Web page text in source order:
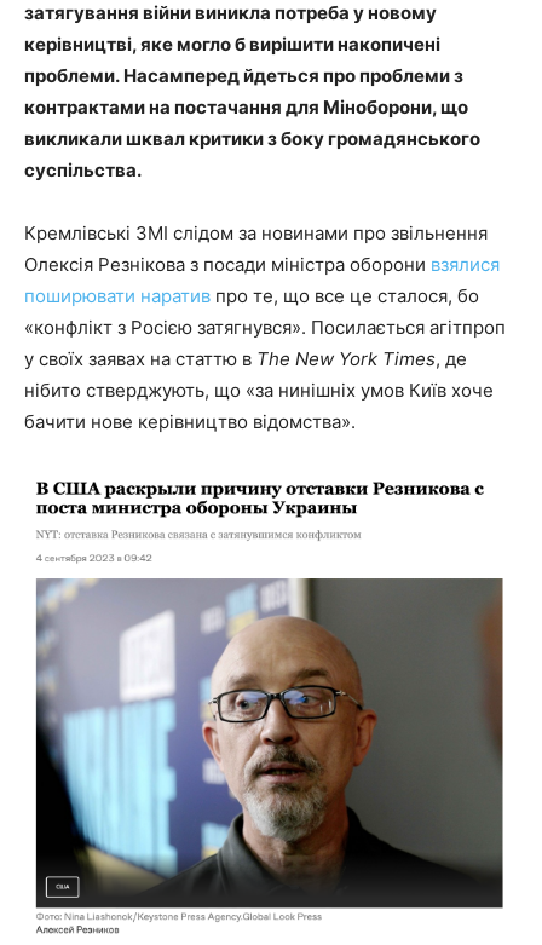
затягування війни виникла потреба у новому
керівництві, яке могло б вирішити накопичені
проблеми. Насамперед йдеться про проблеми з
контрактами на постачання для Міноборони, що
викликали шквал критики з боку громадянського
суспільства.
Кремлівські ЗМІ слідом за новинами про звільнення
Олексія Резнікова з посади міністра оборони взялися
поширювати наратив про те, що все це сталося, бо
«конфлікт з Росією затягнувся». Посилається агітпроп
у своїх заявах на статтю в The New York Times, де
нібито стверджують, що «за нинішніх умов Київ хоче
бачити нове керівництво відомства».